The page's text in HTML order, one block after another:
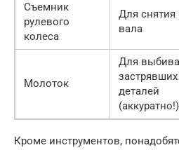
Съемник
рулевого
колеса
Для снятия
вала
Молоток
Для
застрявших
деталей
(аккуратно!)
Кроме инструментов,